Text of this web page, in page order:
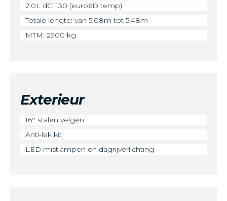
2.0L dCi 130 (euro6D temp)
Totale lengte: van 5,08m tot 5,48m
MTM: 2900 kg
Exterieur
16'' stalen velgen
Anti-lek kit
LED mistlampen en dagrijverlichting